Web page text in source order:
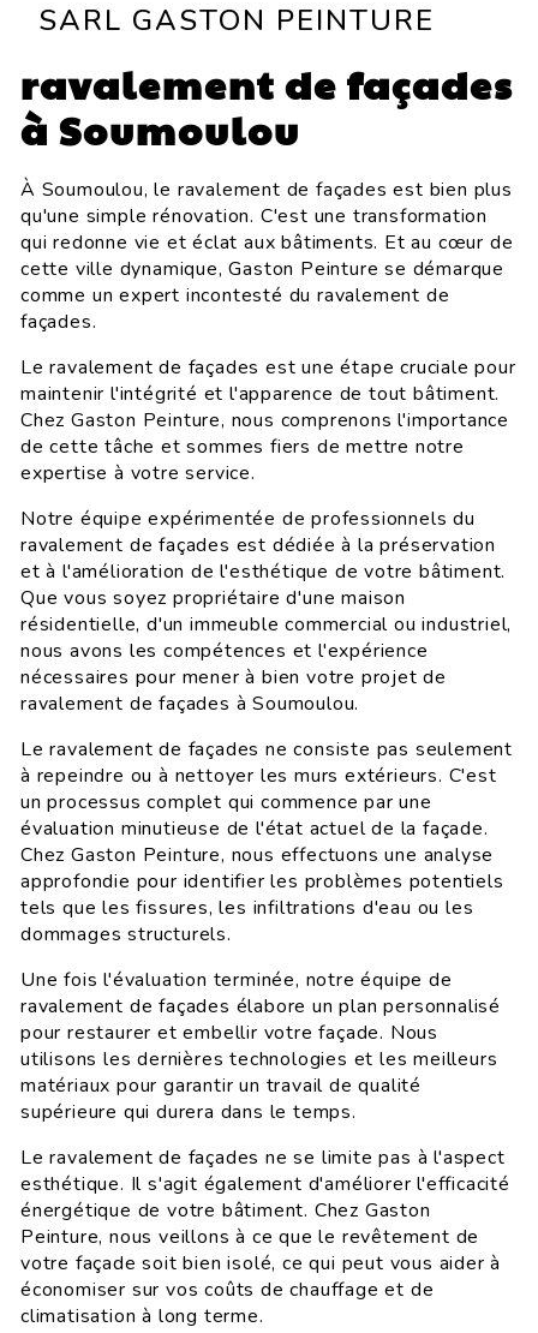
SARL GASTON PEINTURE
ravalement de façades
à Soumoulou
À Soumoulou, le ravalement de façades est bien plus
qu'une simple rénovation. C'est une transformation
qui redonne vie et éclat aux bâtiments. Et au cœur de
cette ville dynamique, Gaston Peinture se démarque
comme un expert incontesté du ravalement de
façades.
Le ravalement de façades est une étape cruciale pour
maintenir l'intégrité et l'apparence de tout bâtiment.
Chez Gaston Peinture, nous comprenons l'importance
de cette tâche et sommes fiers de mettre notre
expertise à votre service.
Notre équipe expérimentée de professionnels du
ravalement de façades est dédiée à la préservation
et à l'amélioration de l'esthétique de votre bâtiment.
Que vous soyez propriétaire d'une maison
résidentielle, d'un immeuble commercial ou industriel,
nous avons les compétences et l'expérience
nécessaires pour mener à bien votre projet de
ravalement de façades à Soumoulou.
Le ravalement de façades ne consiste pas seulement
à repeindre ou à nettoyer les murs extérieurs. C'est
un processus complet qui commence par une
évaluation minutieuse de l'état actuel de la façade.
Chez Gaston Peinture, nous effectuons une analyse
approfondie pour identifier les problèmes potentiels
tels que les fissures, les infiltrations d'eau ou les
dommages structurels.
Une fois l'évaluation terminée, notre équipe de
ravalement de façades élabore un plan personnalisé
pour restaurer et embellir votre façade. Nous
utilisons les dernières technologies et les meilleurs
matériaux pour garantir un travail de qualité
supérieure qui durera dans le temps.
Le ravalement de façades ne se limite pas à l'aspect
esthétique. Il s'agit également d'améliorer l'efficacité
énergétique de votre bâtiment. Chez Gaston
Peinture, nous veillons à ce que le revêtement de
votre façade soit bien isolé, ce qui peut vous aider à
économiser sur vos coûts de chauffage et de
climatisation à long terme.